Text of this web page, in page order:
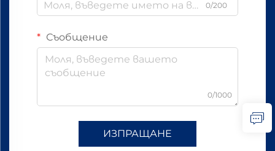
0/200
Съобщение
0/1000
ИЗПРАЩАНЕ